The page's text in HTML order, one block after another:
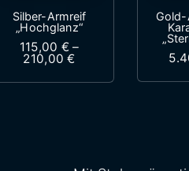
weist mehrere Varianten
Silber-Armreif
„Hochglanz“
115,00 € –
210,00€ Preisspanne:
Dieses Produkt